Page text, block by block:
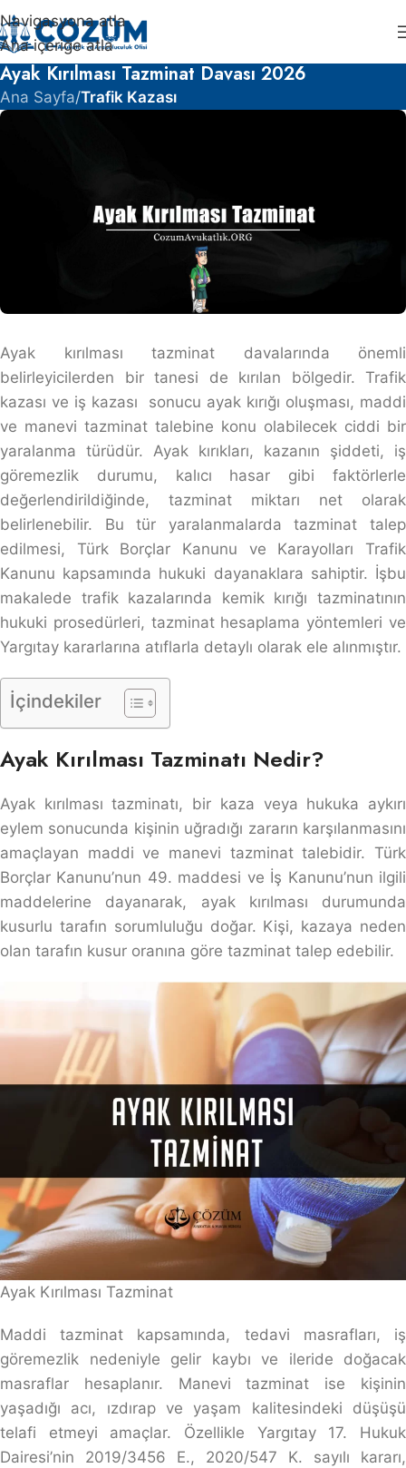
Navigasyona atla
Ana içeriğe atla
Ayak Kırılması Tazminat Davası 2026
Ana Sayfa/Trafik Kazası
Ayak kırılması tazminat davalarında önemli
belirleyicilerden bir tanesi de kırılan bölgedir. Trafik
kazası ve iş kazası sonucu ayak kırığı oluşması, maddi
ve manevi tazminat talebine konu olabilecek ciddi bir
yaralanma türüdür. Ayak kırıkları, kazanın şiddeti, iş
göremezlik durumu, kalıcı hasar gibi faktörlerle
değerlendirildiğinde, tazminat miktarı net olarak
belirlenebilir. Bu tür yaralanmalarda tazminat talep
edilmesi, Türk Borçlar Kanunu ve Karayolları Trafik
Kanunu kapsamında hukuki dayanaklara sahiptir. İşbu
makalede trafik kazalarında kemik kırığı tazminatının
hukuki prosedürleri, tazminat hesaplama yöntemleri ve
Yargıtay kararlarına atıflarla detaylı olarak ele alınmıştır.
İçindekiler
Ayak Kırılması Tazminatı Nedir?
Ayak kırılması tazminatı, bir kaza veya hukuka aykırı
eylem sonucunda kişinin uğradığı zararın karşılanmasını
amaçlayan maddi ve manevi tazminat talebidir. Türk
Borçlar Kanunu’nun 49. maddesi ve İş Kanunu’nun ilgili
maddelerine dayanarak, ayak kırılması durumunda
kusurlu tarafın sorumluluğu doğar. Kişi, kazaya neden
olan tarafın kusur oranına göre tazminat talep edebilir.
Ayak Kırılması Tazminat
Maddi tazminat kapsamında, tedavi masrafları, iş
göremezlik nedeniyle gelir kaybı ve ileride doğacak
masraflar hesaplanır. Manevi tazminat ise kişinin
yaşadığı acı, ızdırap ve yaşam kalitesindeki düşüşü
telafi etmeyi amaçlar. Özellikle Yargıtay 17. Hukuk
Dairesi’nin 2019/3456 E., 2020/547 K. sayılı kararı,